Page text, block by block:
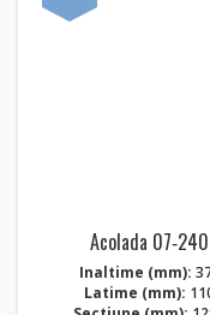
Acolada 07‑240
Inaltime (mm):
Latime (mm):